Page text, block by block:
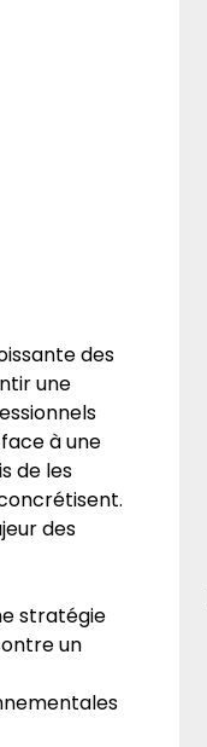
des
une
à une
de les
des
stratégie
un